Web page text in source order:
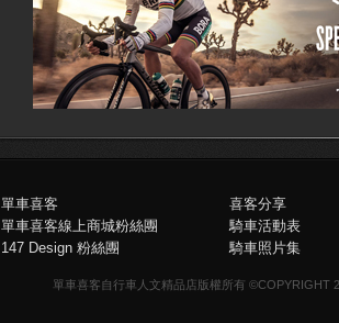
單車喜客
單車喜客線上商城粉絲團
147 Design 粉絲團
喜客分享
騎車活動表
騎車照片集
單車喜客自行車人文精品店版權所有